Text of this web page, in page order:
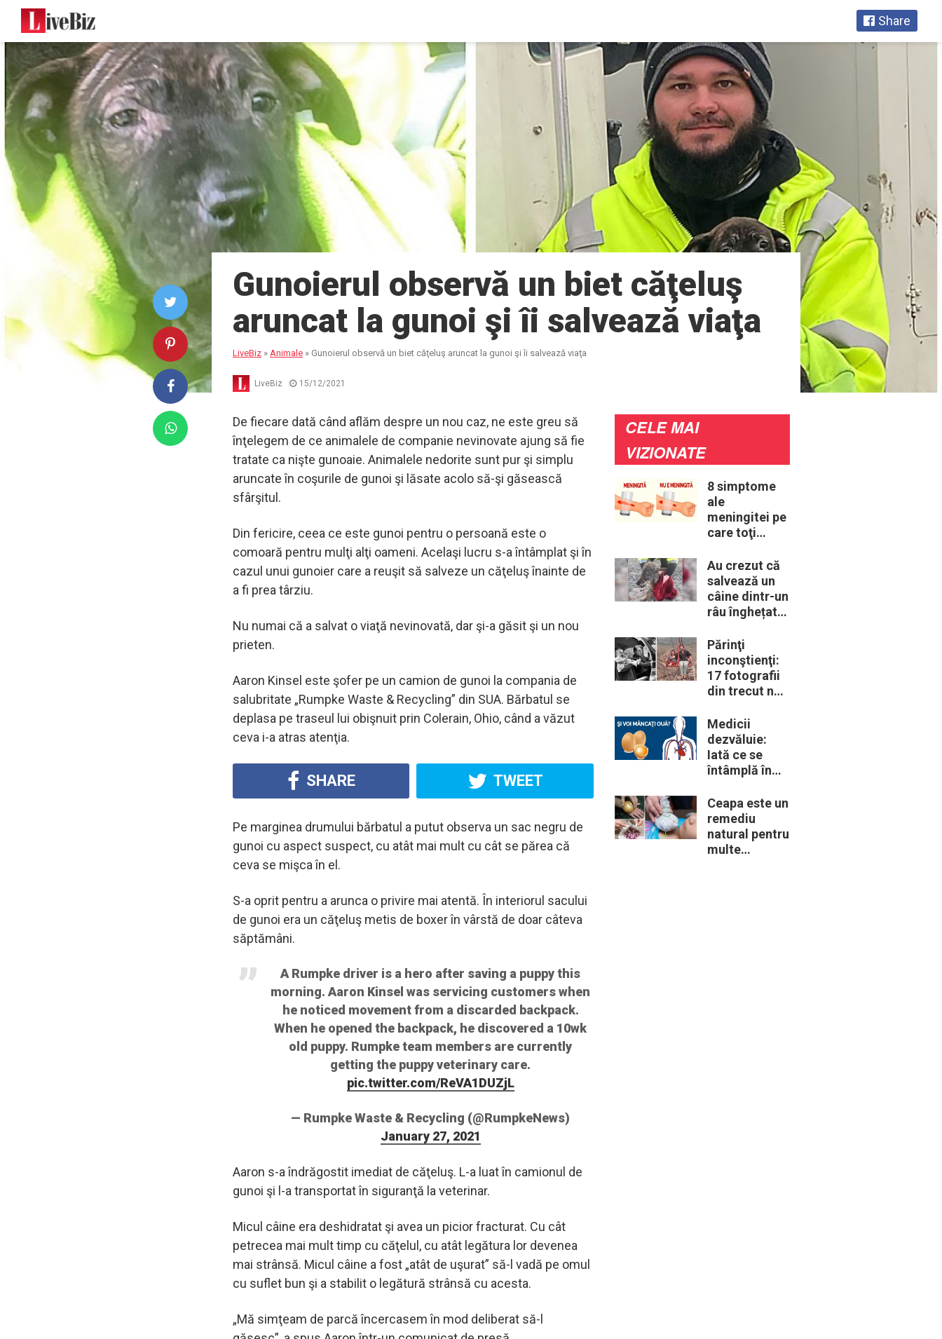
Share
Gunoierul observă un biet căţeluş
aruncat la gunoi şi îi salvează viaţa
LiveBiz » Animale » Gunoierul observă un biet căţeluş aruncat la gunoi şi îi salvează viaţa
LiveBiz 15/12/2021
De fiecare dată când aflăm despre un nou caz, ne este greu să
înţelegem de ce animalele de companie nevinovate ajung să fie
tratate ca nişte gunoaie. Animalele nedorite sunt pur şi simplu
aruncate în coşurile de gunoi şi lăsate acolo să-şi găsească
sfârşitul.
Din fericire, ceea ce este gunoi pentru o persoană este o
comoară pentru mulţi alţi oameni. Acelaşi lucru s-a întâmplat şi în
cazul unui gunoier care a reuşit să salveze un căţeluş înainte de
a fi prea târziu.
Nu numai că a salvat o viaţă nevinovată, dar şi-a găsit şi un nou
prieten.
Aaron Kinsel este şofer pe un camion de gunoi la compania de
salubritate „Rumpke Waste & Recycling” din SUA. Bărbatul se
deplasa pe traseul lui obişnuit prin Colerain, Ohio, când a văzut
ceva i-a atras atenţia.
SHARE TWEET
Pe marginea drumului bărbatul a putut observa un sac negru de
gunoi cu aspect suspect, cu atât mai mult cu cât se părea că
ceva se mişca în el.
S-a oprit pentru a arunca o privire mai atentă. În interiorul sacului
de gunoi era un căţeluş metis de boxer în vârstă de doar câteva
săptămâni.
A Rumpke driver is a hero after saving a puppy this
morning. Aaron Kinsel was servicing customers when
he noticed movement from a discarded backpack.
When he opened the backpack, he discovered a 10wk
old puppy. Rumpke team members are currently
getting the puppy veterinary care.
pic.twitter.com/ReVA1DUZjL
— Rumpke Waste & Recycling (@RumpkeNews)
January 27, 2021
Aaron s-a îndrăgostit imediat de căţeluş. L-a luat în camionul de
gunoi şi l-a transportat în siguranţă la veterinar.
Micul câine era deshidratat şi avea un picior fracturat. Cu cât
petrecea mai mult timp cu căţelul, cu atât legătura lor devenea
mai strânsă. Micul câine a fost „atât de uşurat” să-l vadă pe omul
cu suflet bun şi a stabilit o legătură strânsă cu acesta.
„Mă simţeam de parcă încercasem în mod deliberat să-l
CELE MAI
VIZIONATE
8 simptome
ale
meningitei pe
care toţi
trebui să le
cunoască
Au crezut că
salvează un
câine dintr-un
râu înghețat:
descoperă că
de fapt era un
lup
Părinţi
inconştienţi:
17 fotografii
din trecut ne
periculoase
erau unele
„obiceiuri” ale
vremii
Medicii
dezvăluie:
Iată ce se
întâmplă în
când începem
să mâncăm
câte două
ouă în fiecare
Ceapa este un
remediu
natural pentru
multe